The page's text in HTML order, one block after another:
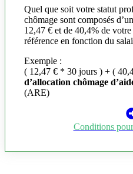
Quel que soit votre statut
chômage sont composés
12,47 € et de 40,4% de
référence en fonction du
Exemple :
( 12,47 € * 30 jours ) + (
d’allocation chômage
(ARE)
Conditions